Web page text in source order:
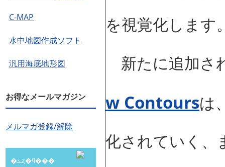
C-MAP
水中地図作成ソフト
汎用海底地形図
お得なメールマガジン
メルマガ登録/解除
�ܥȥ�ϥ���
を視覚化します
新たに追加さ
w Contoursは
化されていく、